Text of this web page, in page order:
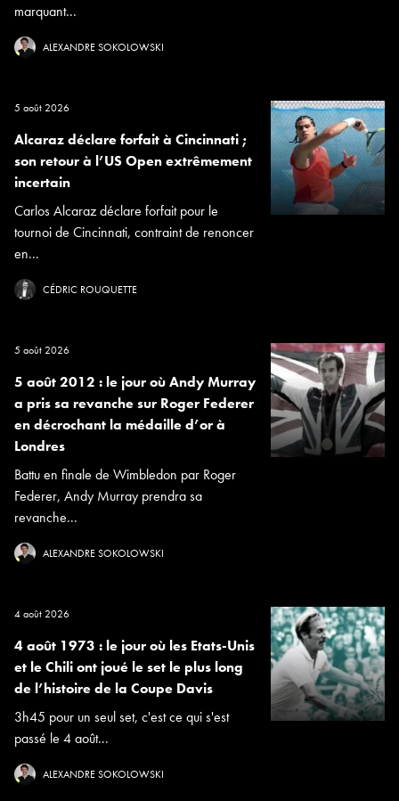
marquant...
ALEXANDRE SOKOLOWSKI
5 août 2026
Alcaraz déclare forfait à Cincinnati ;
son retour à l’US Open extrêmement
incertain
Carlos Alcaraz déclare forfait pour le
tournoi de Cincinnati, contraint de renoncer
en...
CÉDRIC ROUQUETTE
5 août 2026
5 août 2012 : le jour où Andy Murray
a pris sa revanche sur Roger Federer
en décrochant la médaille d’or à
Londres
Battu en finale de Wimbledon par Roger
Federer, Andy Murray prendra sa
revanche...
ALEXANDRE SOKOLOWSKI
4 août 2026
4 août 1973 : le jour où les Etats-Unis
et le Chili ont joué le set le plus long
de l’histoire de la Coupe Davis
3h45 pour un seul set, c'est ce qui s'est
passé le 4 août...
ALEXANDRE SOKOLOWSKI